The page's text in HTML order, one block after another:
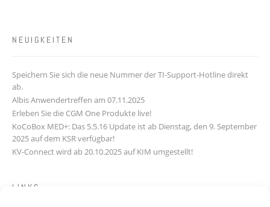
NEUIGKEITEN
Speichern Sie sich die neue Nummer der TI-Support-Hotline direkt
ab.
Albis Anwendertreffen am 07.11.2025
Erleben Sie die CGM One Produkte live!
KoCoBox MED+: Das 5.5.16 Update ist ab Dienstag, den 9. September
2025 auf dem KSR verfügbar!
KV-Connect wird ab 20.10.2025 auf KIM umgestellt!
LINKS